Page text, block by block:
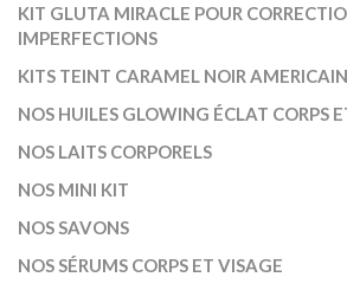
KIT GLUTA MIRACLE POUR
IMPERFECTIONS
KITS TEINT CARAMEL NOIR AMERICAIN
NOS HUILES GLOWING ÉCLAT CORPS
NOS LAITS CORPORELS
NOS MINI KIT
NOS SAVONS
NOS SÉRUMS CORPS ET VISAGE